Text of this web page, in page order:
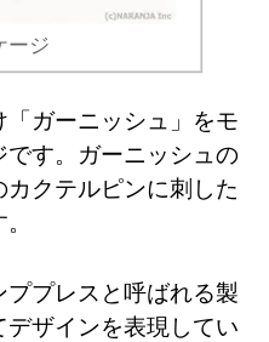
ージ
ガーニッシュ」をモ
す。ガーニッシュの
クテルピンに刺した
プレスと呼ばれる製
ザインを表現してい